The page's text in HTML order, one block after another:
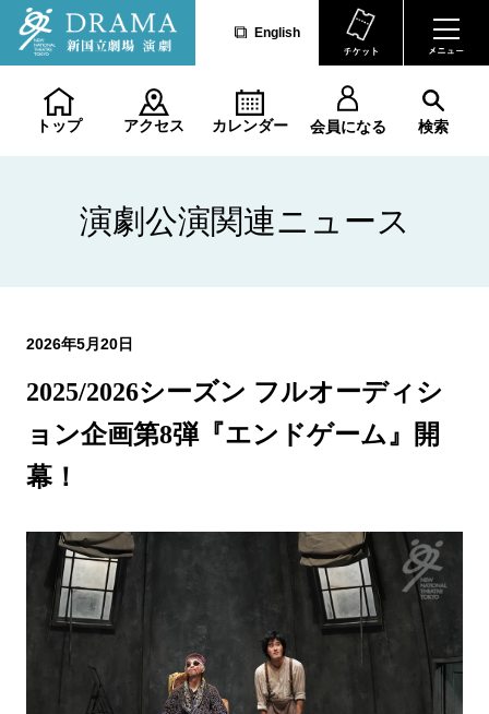
English
トップ アクセス カレンダー 会員になる 検索
演劇公演関連ニュース
2026年5月20日
2025/2026シーズン フルオーディシ
ョン企画第8弾『エンドゲーム』開
幕！